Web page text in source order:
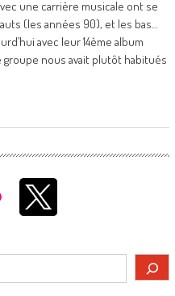
une carrière musicale ont se
(les années 90), et les bas…
avec leur 14ème album
nous avait plutôt habitués